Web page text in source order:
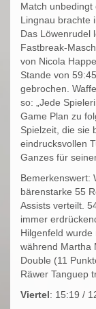
Match
Lingnau brachte
Das Löwenrudel
Fastbreak-
von Nicola
Stande von
gebrochen.
so: „Jede
Game Plan zu
Spielzeit, die sie
eindrucksvollen
Ganzes für
Bemerkenswert:
bärenstarke 55
Assists verteilt.
immer
Hilgenfeld wurde
während Martha
Double (11
Räwer Tanguep
Viertel: 15:19 /